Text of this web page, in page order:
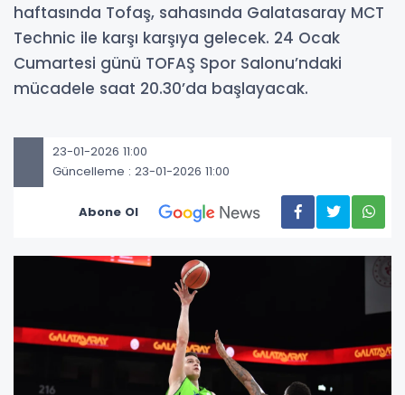
haftasında Tofaş, sahasında Galatasaray MCT
Technic ile karşı karşıya gelecek. 24 Ocak
Cumartesi günü TOFAŞ Spor Salonu’ndaki
mücadele saat 20.30’da başlayacak.
23-01-2026 11:00
Güncelleme : 23-01-2026 11:00
Abone Ol